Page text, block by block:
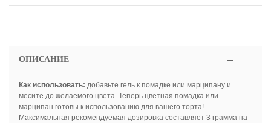
ОПИСАНИЕ
Как использовать: добавьте гель к помадке или марципану и
месите до желаемого цвета. Теперь цветная помадка или
марципан готовы к использованию для вашего торта!
Максимальная рекомендуемая дозировка составляет 3 грамма на